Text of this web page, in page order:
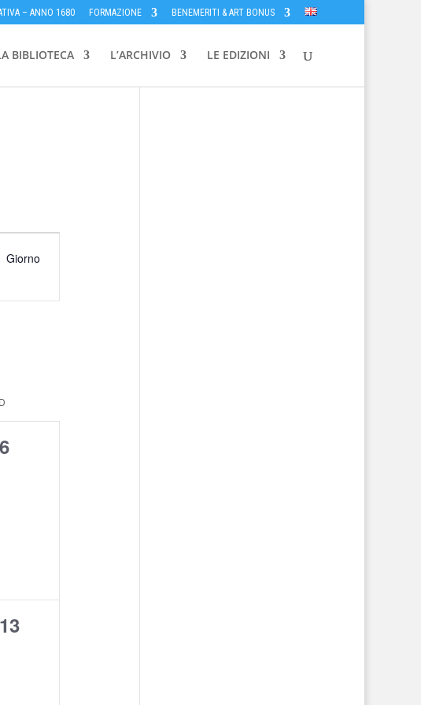
– ANNO 1680 FORMAZIONE BENEMERITI & ART BONUS
BIBLIOTECA L’ARCHIVIO LE EDIZIONI
Giorno
D
0
6
0
13